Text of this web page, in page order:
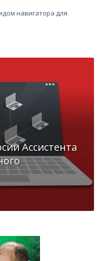
навигатора для
Ассистента